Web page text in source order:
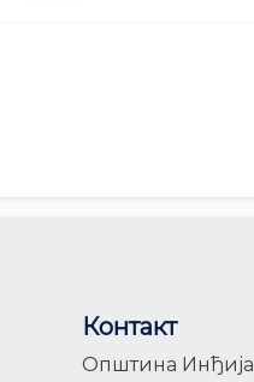
Контакт
Општина Инђија